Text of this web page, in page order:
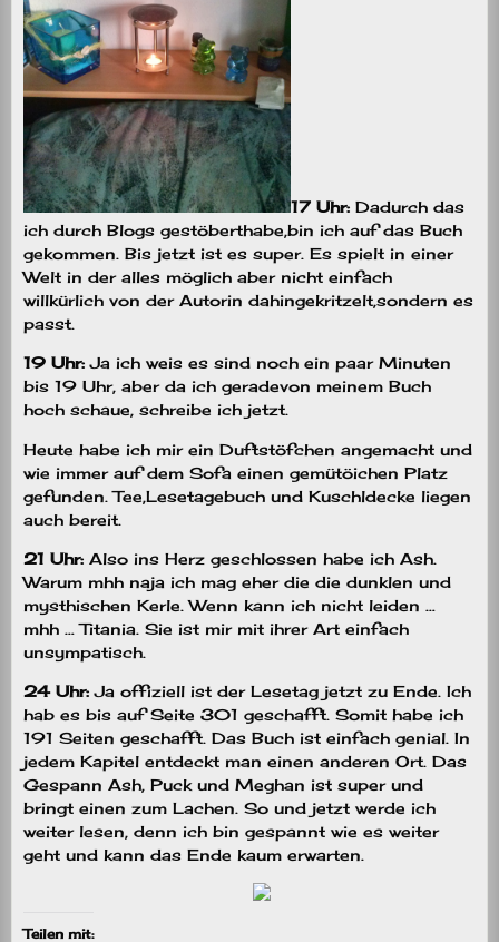
17 Uhr: Dadurch das
ich durch Blogs gestöberthabe,bin ich auf das Buch
gekommen. Bis jetzt ist es super. Es spielt in einer
Welt in der alles möglich aber nicht einfach
willkürlich von der Autorin dahingekritzelt,sondern es
passt.
19 Uhr: Ja ich weis es sind noch ein paar Minuten
bis 19 Uhr, aber da ich geradevon meinem Buch
hoch schaue, schreibe ich jetzt.
Heute habe ich mir ein Duftstöfchen angemacht und
wie immer auf dem Sofa einen gemütöichen Platz
gefunden. Tee,Lesetagebuch und Kuschldecke liegen
auch bereit.
21 Uhr: Also ins Herz geschlossen habe ich Ash.
Warum mhh naja ich mag eher die die dunklen und
mysthischen Kerle. Wenn kann ich nicht leiden …
mhh … Titania. Sie ist mir mit ihrer Art einfach
unsympatisch.
24 Uhr:Ja offiziell ist der Lesetag jetzt zu Ende. Ich
hab es bis auf Seite 301 geschafft. Somit habe ich
191 Seiten geschafft. Das Buch ist einfach genial. In
jedem Kapitel entdeckt man einen anderen Ort. Das
Gespann Ash, Puck und Meghan ist super und
bringt einen zum Lachen. So und jetzt werde ich
weiter lesen, denn ich bin gespannt wie es weiter
geht und kann das Ende kaum erwarten.
Teilen mit: